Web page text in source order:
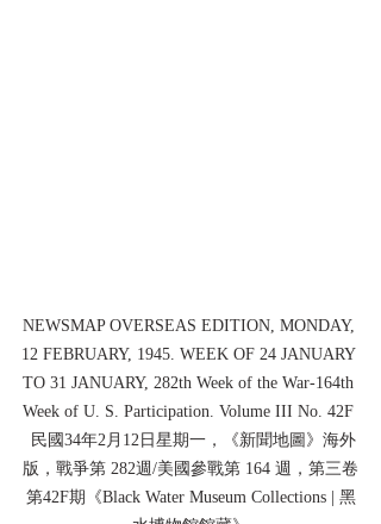
NEWSMAP OVERSEAS EDITION, MONDAY,
12 FEBRUARY, 1945. WEEK OF 24 JANUARY
TO 31 JANUARY, 282th Week of the War-164th
Week of U. S. Participation. Volume III No. 42F
民國34年2月12日星期一，《新聞地圖》海外
版，戰爭第 282週/美國參戰第 164 週，第三卷
第42F期《Black Water Museum Collections | 黑